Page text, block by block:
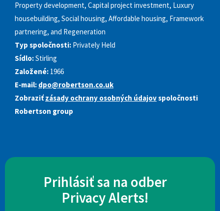
Property development, Capital project investment, Luxury
housebuilding, Social housing, Affordable housing, Framework
partnering, and Regeneration
Typ spoločnosti: Privately Held
Sídlo:Stirling
Založené: 1966
E‑mail: dpo@robertson.co.uk
Zobraziť zásady ochrany osobných údajovspoločnosti
Robertson group
Prihlásiť sa na odber
Privacy Alerts!